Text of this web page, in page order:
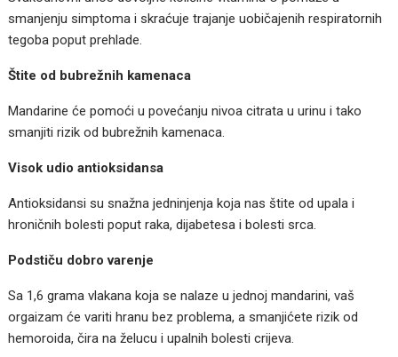
smanjenju simptoma i skraćuje trajanje uobičajenih respiratornih
tegoba poput prehlade.
Štite od bubrežnih kamenaca
Mandarine će pomoći u povećanju nivoa citrata u urinu i tako
smanjiti rizik od bubrežnih kamenaca.
Visok udio antioksidansa
Antioksidansi su snažna jedninjenja koja nas štite od upala i
hroničnih bolesti poput raka, dijabetesa i bolesti srca.
Podstiču dobro varenje
Sa 1,6 grama vlakana koja se nalaze u jednoj mandarini, vaš
orgaizam će variti hranu bez problema, a smanjićete rizik od
hemoroida, čira na želucu i upalnih bolesti crijeva.